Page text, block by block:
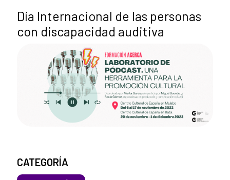
Día Internacional de las personas
con discapacidad auditiva
CATEGORÍA